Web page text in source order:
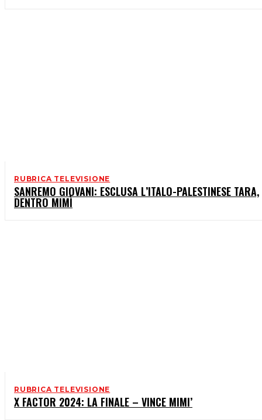
RUBRICA TELEVISIONE
SANREMO GIOVANI: ESCLUSA L’ITALO-PALESTINESE TARA,
DENTRO MIMÌ
RUBRICA TELEVISIONE
X FACTOR 2024: LA FINALE – VINCE MIMI’